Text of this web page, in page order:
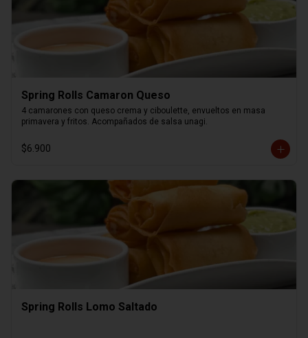
Spring Rolls Camaron Queso
4 camarones con queso crema y ciboulette, envueltos en masa
primavera y fritos. Acompañados de salsa unagi.
$6.900
Spring Rolls Lomo Saltado